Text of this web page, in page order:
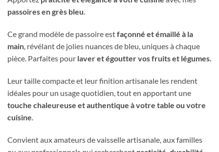
passoires en grès bleu.
Ce grand modèle de passoire estfaçonné et émaillé à la
main, révélant de jolies nuances de bleu, uniques à chaque
pièce. Parfaites pour laver et égoutter vos fruits et légumes.
Leur taille compacte et leur finition artisanale les rendent
idéales pour un usage quotidien, tout en apportant une
touche chaleureuse et authentique à votre table ou votre
cuisine.
Convient aux amateurs de vaisselle artisanale, aux familles